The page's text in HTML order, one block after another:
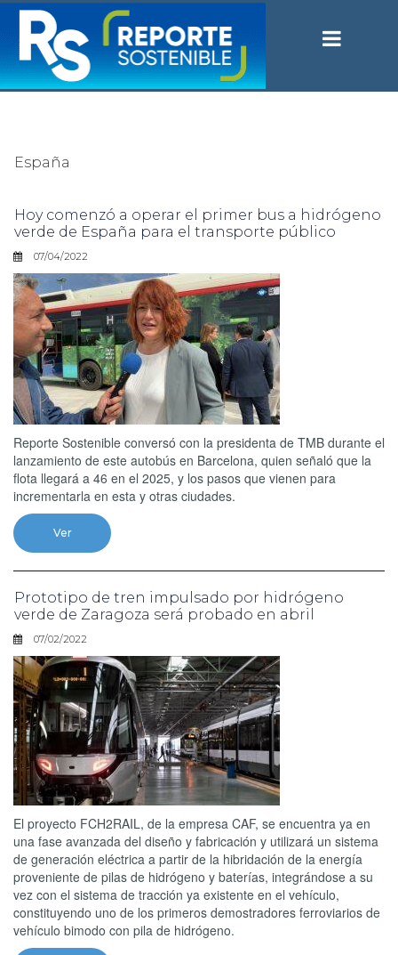
España
Hoy comenzó a operar el primer bus a hidrógeno
verde de España para el transporte público
07/04/2022
Reporte Sostenible conversó con la presidenta de TMB durante el
lanzamiento de este autobús en Barcelona, quien señaló que la
flota llegará a 46 en el 2025, y los pasos que vienen para
incrementarla en esta y otras ciudades.
Ver
Prototipo de tren impulsado por hidrógeno
verde de Zaragoza será probado en abril
07/02/2022
El proyecto FCH2RAIL, de la empresa CAF, se encuentra ya en
una fase avanzada del diseño y fabricación y utilizará un sistema
de generación eléctrica a partir de la hibridación de la energía
proveniente de pilas de hidrógeno y baterías, integrándose a su
vez con el sistema de tracción ya existente en el vehículo,
constituyendo uno de los primeros demostradores ferroviarios de
vehículo bimodo con pila de hidrógeno.